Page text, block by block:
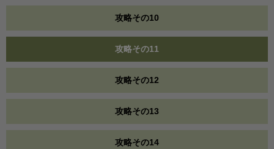
攻略その10
攻略その11
攻略その12
攻略その13
攻略その14